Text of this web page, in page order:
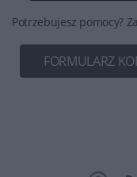
Potrzebujesz pomocy?
FORMULARZ